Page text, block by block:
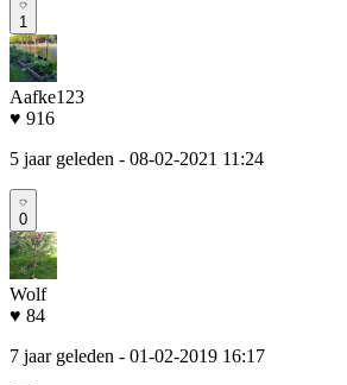
1
Aafke123
♥ 916
5 jaar geleden - 08-02-2021 11:24
0
Wolf
♥ 84
7 jaar geleden - 01-02-2019 16:17